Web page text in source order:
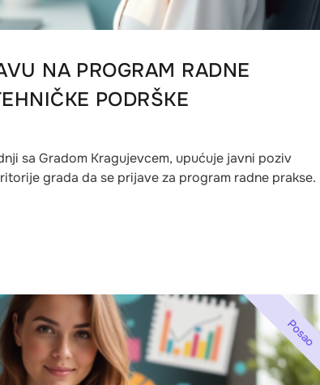
NA PROGRAM RADNE
PODRŠKE
sa Gradom Kragujevcem, upućuje javni poziv
grada da se prijave za program radne prakse.
Posao